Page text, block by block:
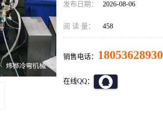
发布日期： 2026-08-06
阅 读 量： 458
销售电话： 18053628930
在线QQ：